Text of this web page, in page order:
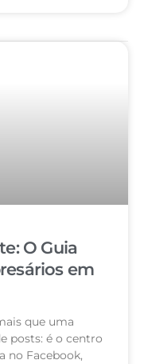
O Guia
em
que uma
posts: é o centro
no Facebook,